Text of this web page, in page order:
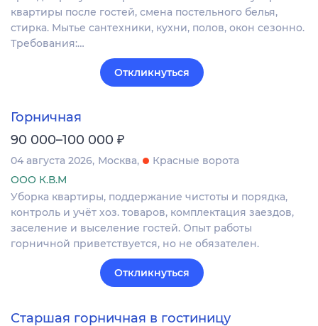
квартиры после гостей, смена постельного белья,
стирка. Мытье сантехники, кухни, полов, окон сезонно.
Требования:…
Откликнуться
Горничная
90 000–100 000 ₽
04 августа 2026 Москва
Красные ворота
ООО К.В.М
Уборка квартиры, поддержание чистоты и порядка,
контроль и учёт хоз. товаров, комплектация заездов,
заселение и выселение гостей. Опыт работы
горничной приветствуется, но не обязателен.
Откликнуться
Старшая горничная в гостиницу